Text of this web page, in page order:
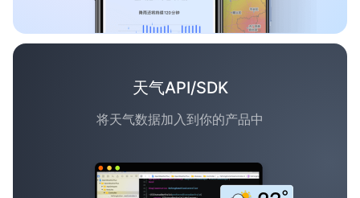
天气API/SDK
将天气数据加入到你的产品中